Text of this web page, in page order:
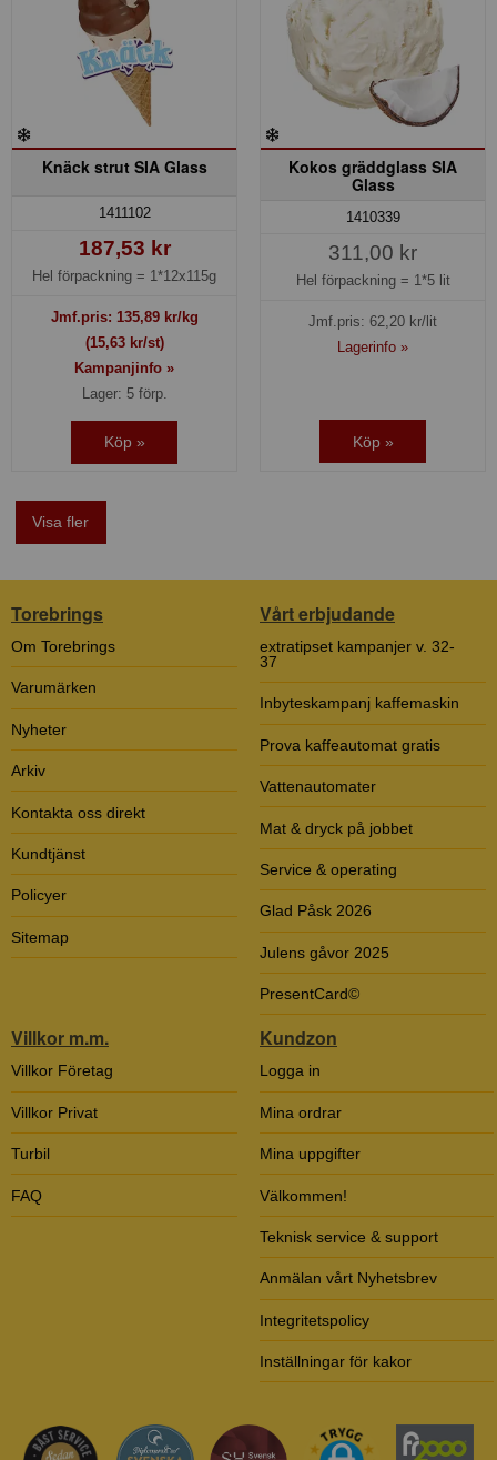
Knäck strut SIA Glass
1411102
187,53 kr
Hel förpackning = 1*12x115g
Jmf.pris: 135,89kr/kg
(15,63 kr/st)
Kampanjinfo »
Lager: 5 förp.
Köp »
Kokos gräddglass SIA
Glass
1410339
311,00 kr
Hel förpackning = 1*5 lit
Jmf.pris: 62,20 kr/lit
Lagerinfo »
Köp »
Visa fler
Torebrings
Om Torebrings
Varumärken
Nyheter
Arkiv
Kontakta oss direkt
Kundtjänst
Policyer
Sitemap
Vårt erbjudande
extratipset kampanjer v. 32-
37
Inbyteskampanj kaffemaskin
Prova kaffeautomat gratis
Vattenautomater
Mat & dryck på jobbet
Service & operating
Glad Påsk 2026
Julens gåvor 2025
PresentCard©
Villkor m.m.
Villkor Företag
Villkor Privat
Turbil
FAQ
Kundzon
Logga in
Mina ordrar
Mina uppgifter
Välkommen!
Teknisk service & support
Anmälan vårt Nyhetsbrev
Integritetspolicy
Inställningar för kakor